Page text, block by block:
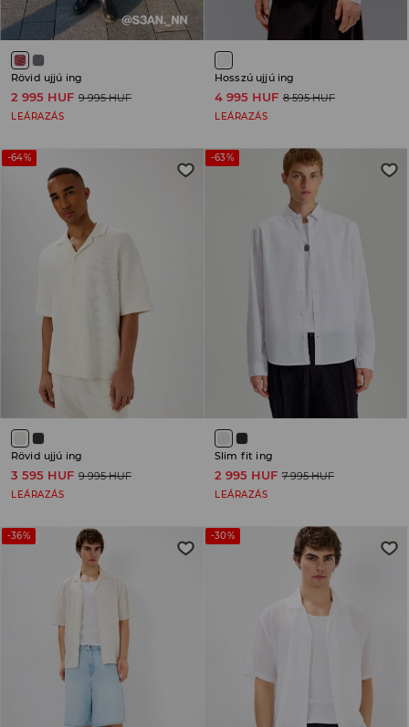
Rövid ujjú ing
2 995 HUF 9 995 HUF
LEÁRAZÁS
Hosszú ujjú ing
4 995 HUF 8 595 HUF
LEÁRAZÁS
-64%
Rövid ujjú ing
3 595 HUF 9 995 HUF
LEÁRAZÁS
-63%
Slim fit ing
2 995 HUF 7 995 HUF
LEÁRAZÁS
-36% -30%